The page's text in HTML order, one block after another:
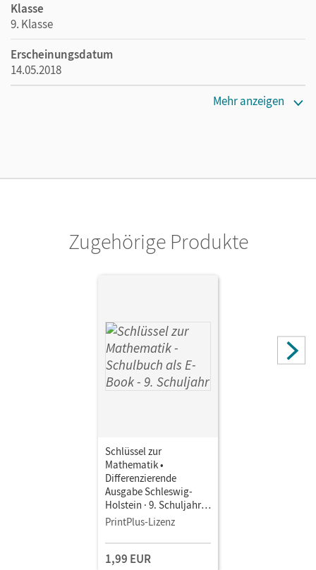
Klasse
9. Klasse
Erscheinungsdatum
14.05.2018
Mehr anzeigen
Zugehörige Produkte
Schlüssel zur
Mathematik •
Differenzierende
Ausgabe Schleswig-
Holstein · 9. Schuljahr •
Schulbuch als E-Book
PrintPlus-Lizenz
1,99 EUR